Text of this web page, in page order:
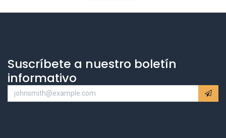
Suscríbete a nuestro boletín
informativo